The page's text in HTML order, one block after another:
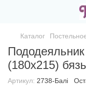
Каталог
(180х215)
Артикул: 2738-Балі